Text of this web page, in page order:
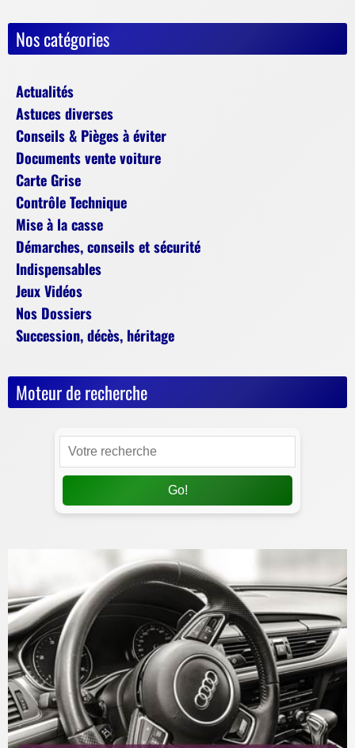
Nos catégories
Actualités
Astuces diverses
Conseils & Pièges à éviter
Documents vente voiture
Carte Grise
Contrôle Technique
Mise à la casse
Démarches, conseils et sécurité
Indispensables
Jeux Vidéos
Nos Dossiers
Succession, décès, héritage
Moteur de recherche
Go!